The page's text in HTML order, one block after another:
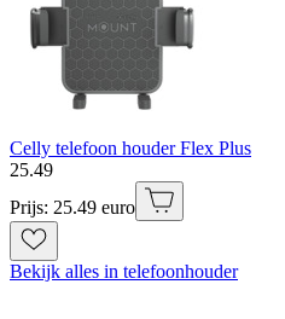
Celly telefoon houder Flex Plus
25.49
Prijs: 25.49 euro
Bekijk alles in telefoonhouder